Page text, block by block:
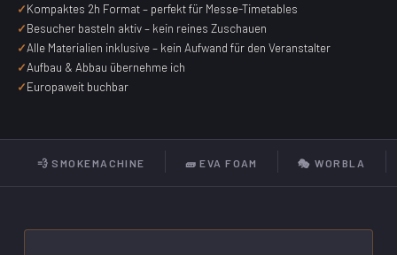
Kompaktes 2h Format – perfekt für Messe-Timetables
Besucher basteln aktiv – kein reines Zuschauen
Alle Materialien inklusive – kein Aufwand für den Veranstalter
Aufbau & Abbau übernehme ich
Europaweit buchbar
💨 SMOKEMACHINE 🧱 EVA FOAM 🎭 WORBLA